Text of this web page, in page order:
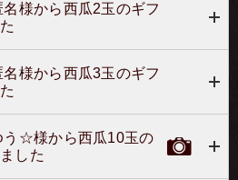
様から西瓜2玉のギフ
様から西瓜3玉のギフ
う☆様から西瓜10玉の
した